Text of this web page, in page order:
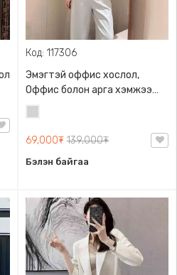
Код: 117306
Эмэгтэй оффис хослол,
Оффис болон арга хэмжээ
гэх мэт өмсөхөд тохиромжтой,
Загварлаг
69,000₮ 139,000₮
Бэлэн байгаа